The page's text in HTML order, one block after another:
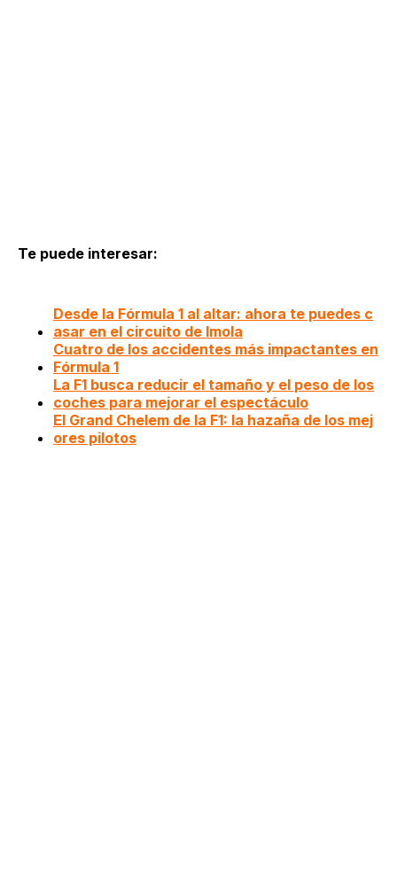
Te puede interesar:
Desde la Fórmula 1 al altar: ahora te puedes c
asar en el circuito de Imola
Cuatro de los accidentes más impactantes en
Fórmula 1
La F1 busca reducir el tamaño y el peso de los
coches para mejorar el espectáculo
El Grand Chelem de la F1: la hazaña de los mej
ores pilotos